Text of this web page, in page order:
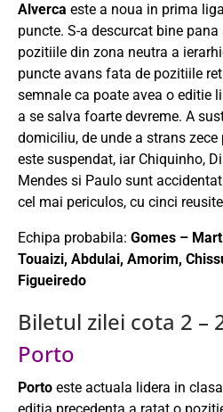
Alverca este a noua in prima
puncte. S-a descurcat bine
pozitiile din zona neutra a
puncte avans fata de pozitiile
semnale ca poate avea o editie
a se salva foarte devreme. A
domiciliu, de unde a strans
este suspendat, iar Chiquinho,
Mendes si Paulo sunt
cel mai periculos, cu cinci
Echipa probabila: Gomes –
Touaizi, Abdulai, Amorim,
Figueiredo
Biletul zilei cota 2 –
Porto
Porto este actuala lidera in